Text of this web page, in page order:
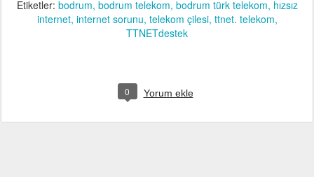
Etiketler: bodrum bodrum telekom bodrum türk telekom hızsız
internet internet sorunu telekom çilesi ttnet. telekom
TTNETdestek
0 Yorum ekle